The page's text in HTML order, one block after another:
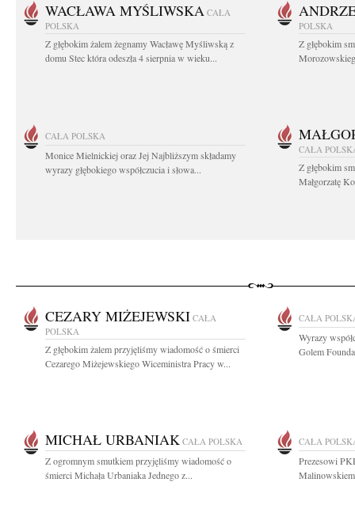
WACŁAWA MYŚLIWSKA CAŁA
POLSKA
Z głębokim żalem żegnamy Wacławę Myśliwską z
domu Stec która odeszła 4 sierpnia w wieku...
POLSKA
Z głębokim
CAŁA POLSKA
Monice Mielnickiej oraz Jej Najbliższym składamy
wyrazy głębokiego współczucia i słowa...
CAŁA
Z głębokim
Małgorzatę
CEZARY MIŻEJEWSKI CAŁA
POLSKA
Z głębokim żalem przyjęliśmy wiadomość o śmierci
Cezarego Miżejewskiego Wiceministra Pracy w...
CAŁA
Wyrazy
Golem
MICHAŁ URBANIAK CAŁA POLSKA
Z ogromnym smutkiem przyjęliśmy wiadomość o
śmierci Michała Urbaniaka Jednego z...
CAŁA
Prezesowi